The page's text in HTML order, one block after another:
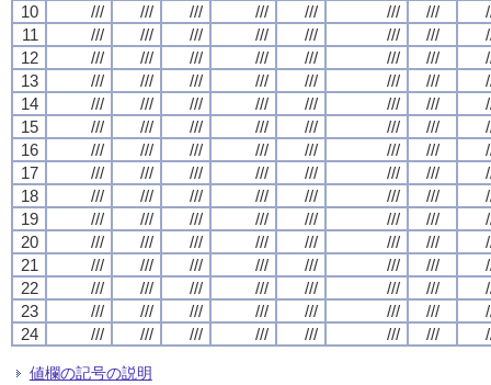
10
/// /// /// /// /// /// ///
11
/// /// /// /// /// /// ///
12
/// /// /// /// /// /// ///
13
/// /// /// /// /// /// ///
14
/// /// /// /// /// /// ///
15
/// /// /// /// /// /// ///
16
/// /// /// /// /// /// ///
17
/// /// /// /// /// /// ///
18
/// /// /// /// /// /// ///
19
/// /// /// /// /// /// ///
20
/// /// /// /// /// /// ///
21
/// /// /// /// /// /// ///
22
/// /// /// /// /// /// ///
23
/// /// /// /// /// /// ///
24
/// /// /// /// /// /// ///
値欄の記号の説明